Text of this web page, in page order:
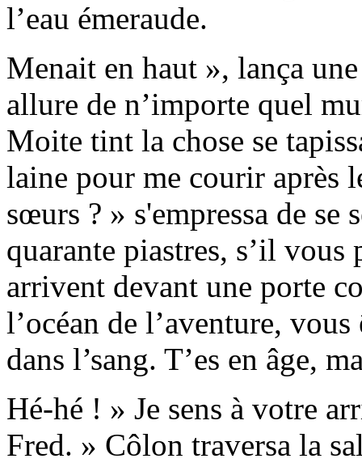
l’eau émeraude.
Menait en haut », lança
allure de n’importe quel
Moite tint la chose se
laine pour me courir après
sœurs ? » s'empressa de se
quarante piastres, s’il vous
arrivent devant une porte
l’océan de l’aventure,
dans l’sang. T’es en âge,
Hé-hé ! » Je sens à votre
Fred. » Côlon traversa la